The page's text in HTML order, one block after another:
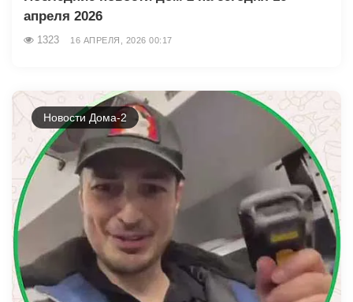
апреля 2026
1323 16 АПРЕЛЯ, 2026 00:17
Новости Дома-2